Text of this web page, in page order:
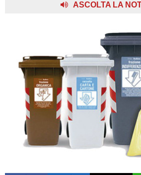
ASCOLTA LA